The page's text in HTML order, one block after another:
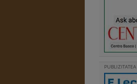
PUBLIZITATEA